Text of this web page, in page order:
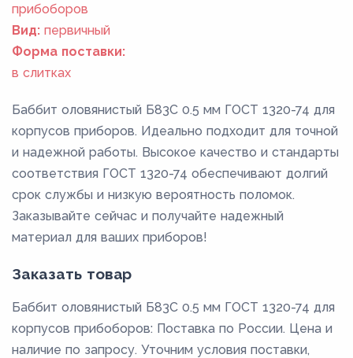
прибоборов
Вид: первичный
Форма поставки:
в слитках
Баббит оловянистый Б83С 0.5 мм ГОСТ 1320-74 для
корпусов приборов. Идеально подходит для точной
и надежной работы. Высокое качество и стандарты
соответствия ГОСТ 1320-74 обеспечивают долгий
срок службы и низкую вероятность поломок.
Заказывайте сейчас и получайте надежный
материал для ваших приборов!
Заказать товар
Баббит оловянистый Б83С 0.5 мм ГОСТ 1320-74 для
корпусов прибоборов: Поставка по России. Цена и
наличие по запросу. Уточним условия поставки,